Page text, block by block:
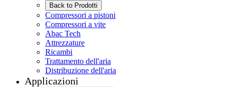
Back to Prodotti
Compressori a pistoni
Compressori a vite
Abac Tech
Attrezzature
Ricambi
Trattamento dell'aria
Distribuzione dell'aria
Applicazioni